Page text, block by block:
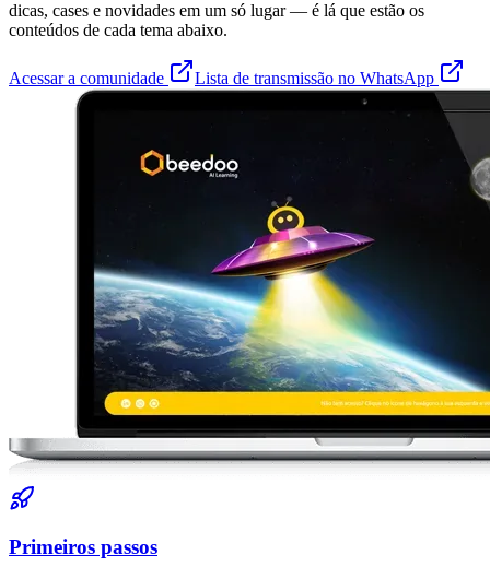
dicas, cases e novidades em um só lugar — é lá que estão os
conteúdos de cada tema abaixo.
Acessar a comunidade Lista de transmissão no WhatsApp
Primeiros passos